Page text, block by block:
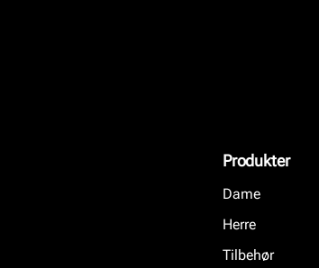
Produkter
Dame
Herre
Tilbehør